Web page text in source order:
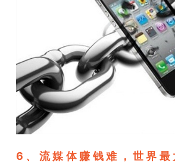
6、流媒体赚钱难，世界最